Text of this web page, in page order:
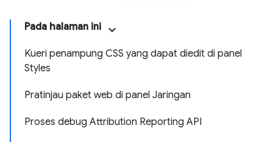
Pada halaman ini
Kueri penampung CSS yang dapat diedit di panel
Styles
Pratinjau paket web di panel Jaringan
Proses debug Attribution Reporting API